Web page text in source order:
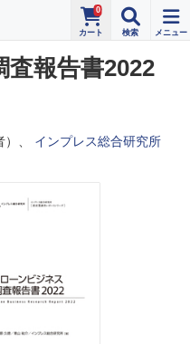
0
査報告書2022
）、 インプレス総合研究所